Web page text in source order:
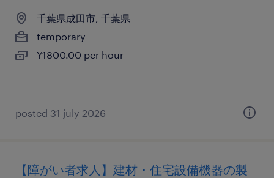
千葉県成田市, 千葉県
temporary
¥1800.00 per hour
posted 31 july 2026
【障がい者求人】建材・住宅設備機器の製